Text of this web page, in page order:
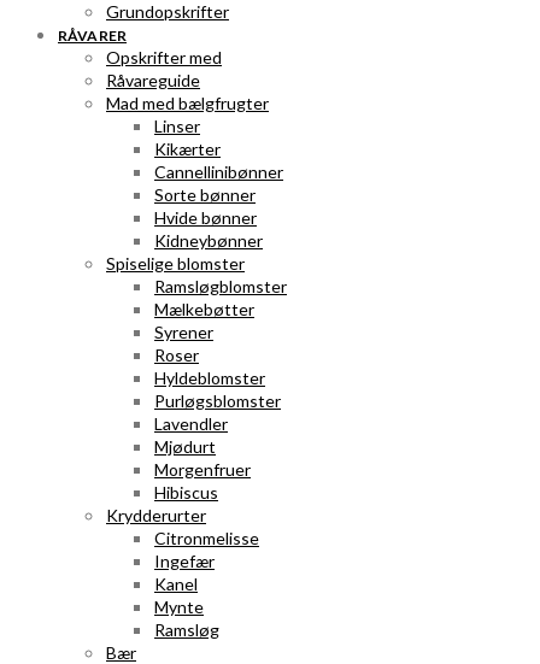
Grundopskrifter
RÅVARER
Opskrifter med
Råvareguide
Mad med bælgfrugter
Linser
Kikærter
Cannellinibønner
Sorte bønner
Hvide bønner
Kidneybønner
Spiselige blomster
Ramsløgblomster
Mælkebøtter
Syrener
Roser
Hyldeblomster
Purløgsblomster
Lavendler
Mjødurt
Morgenfruer
Hibiscus
Krydderurter
Citronmelisse
Ingefær
Kanel
Mynte
Ramsløg
Bær